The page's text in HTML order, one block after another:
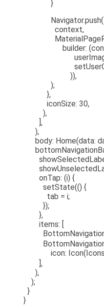
}
Navigator.push(
context,
builder:
userImage:
)),
);
},
iconSize: 30,
),
],
),
body: Home(data:
onTap: (i) {
setState(() {
tab = i;
});
},
items: [
icon:
],
),
);
}
}